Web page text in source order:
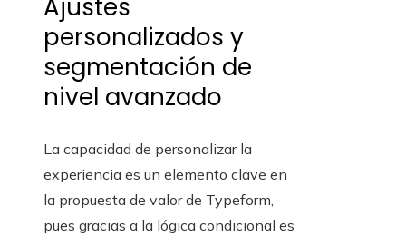
Ajustes
personalizados y
segmentación de
nivel avanzado
La capacidad de personalizar la
experiencia es un elemento clave en
la propuesta de valor de Typeform,
pues gracias a la lógica condicional es